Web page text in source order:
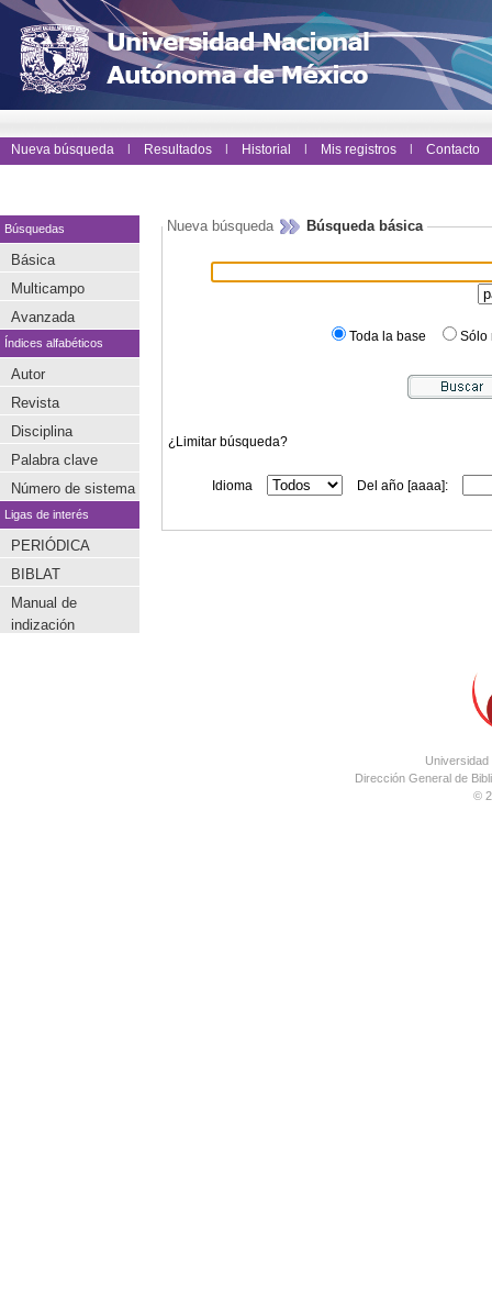
Nueva búsqueda | Resultados | Historial | Mis registros | Contacto
Nueva búsqueda Búsqueda básica
Sólo
¿Limitar búsqueda?
Idioma Del año [aaaa]:
Búsquedas
Básica
Multicampo
Avanzada
Índices alfabéticos
Autor
Revista
Disciplina
Palabra clave
Número de sistema
Ligas de interés
PERIÓDICA
BIBLAT
Manual de
indización
Universidad
Dirección General de
©